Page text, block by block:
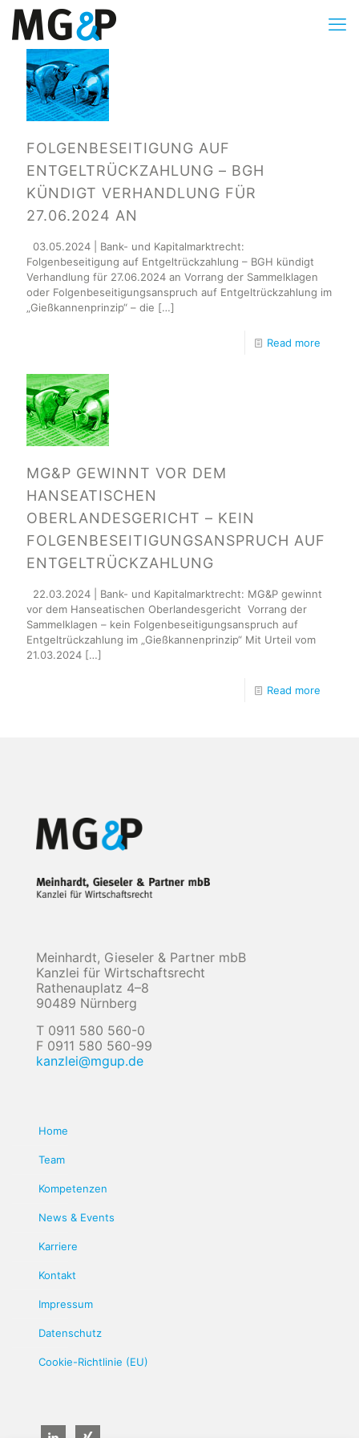
FOLGENBESEITIGUNG AUF
ENTGELTRÜCKZAHLUNG – BGH
KÜNDIGT VERHANDLUNG FÜR
27.06.2024 AN
03.05.2024 | Bank- und Kapitalmarktrecht:
Folgenbeseitigung auf Entgeltrückzahlung – BGH kündigt
Verhandlung für 27.06.2024 an Vorrang der Sammelklagen
oder Folgenbeseitigungsanspruch auf Entgeltrückzahlung im
„Gießkannenprinzip“ – die […]
Read more
MG&P GEWINNT VOR DEM
HANSEATISCHEN
OBERLANDESGERICHT – KEIN
FOLGENBESEITIGUNGSANSPRUCH AUF
ENTGELTRÜCKZAHLUNG
22.03.2024 | Bank- und Kapitalmarktrecht: MG&P gewinnt
vor dem Hanseatischen Oberlandesgericht Vorrang der
Sammelklagen – kein Folgenbeseitigungsanspruch auf
Entgeltrückzahlung im „Gießkannenprinzip“ Mit Urteil vom
21.03.2024 […]
Read more
Meinhardt, Gieseler & Partner mbB
Kanzlei für Wirtschaftsrecht
Rathenauplatz 4–8
90489 Nürnberg
T 0911 580 560-0
F 0911 580 560-99
kanzlei@mgup.de
Home
Team
Kompetenzen
News & Events
Karriere
Kontakt
Impressum
Datenschutz
Cookie-Richtlinie (EU)